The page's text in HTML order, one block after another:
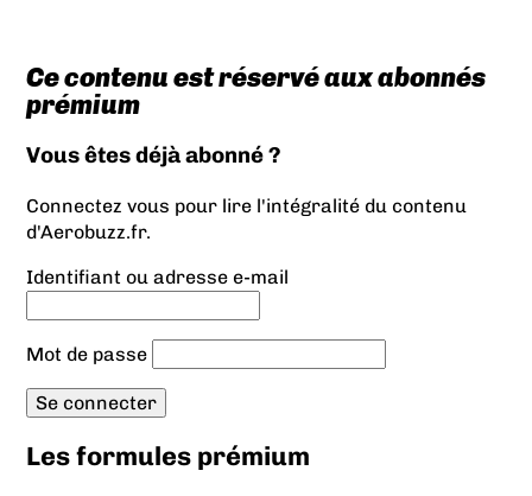
Ce contenu est réservé aux abonnés
prémium
Vous êtes déjà abonné ?
Connectez vous pour lire l'intégralité du contenu
d'Aerobuzz.fr.
Identifiant ou adresse e-mail
Mot de passe
Les formules prémium